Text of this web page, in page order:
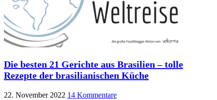
Die besten 21 Gerichte aus Brasilien – tolle
Rezepte der brasilianischen Küche
22. November 2022 14 Kommentare